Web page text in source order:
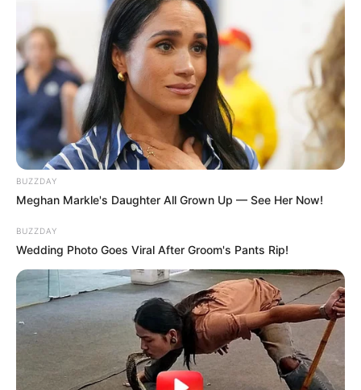
BUZZDAY
Meghan Markle's Daughter All Grown Up — See Her Now!
BUZZDAY
Wedding Photo Goes Viral After Groom's Pants Rip!